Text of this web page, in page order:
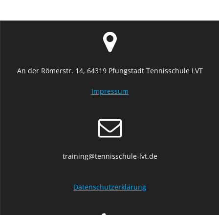
An der Römerstr. 14, 64319 Pfungstadt Tennisschule LVT
Impressum
training@tennisschule-lvt.de
Datenschutzerklärung